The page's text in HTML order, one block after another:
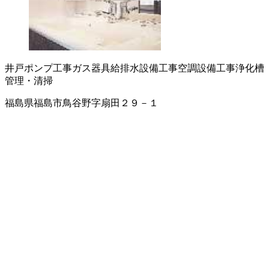
井戸ポンプ工事ガス器具給排水設備工事空調設備工事浄化槽
管理・清掃
福島県福島市鳥谷野字扇田２９－１